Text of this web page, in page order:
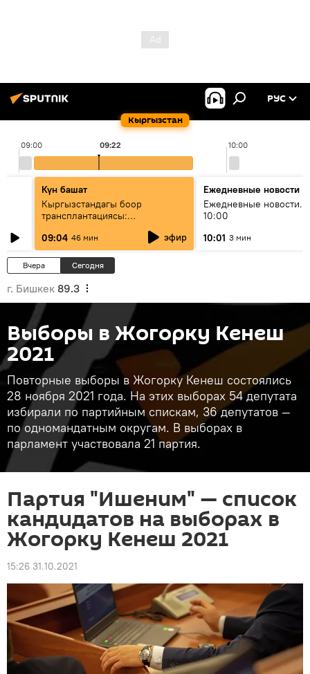
Кыргызстан
РУС
09:00 10:00
09:22
Күн башат
Кыргызстандагы боор
трансплантациясы:
жетишкендиктер жана өнүгүү
келечеги
09:04 46 мин эфир
Ежедневные новости
Ежедневные новости.
10:00
10:01 3 мин
Вчера Сегодня
г. Бишкек 89.3
Выборы в Жогорку Кенеш
2021
Повторные выборы в Жогорку Кенеш состоялись
28 ноября 2021 года. На этих выборах 54 депутата
избирали по партийным спискам, 36 депутатов —
по одномандатным округам. В выборах в
парламент участвовала 21 партия.
Партия "Ишеним" — список
кандидатов на выборах в
Жогорку Кенеш 2021
15:26 31.10.2021